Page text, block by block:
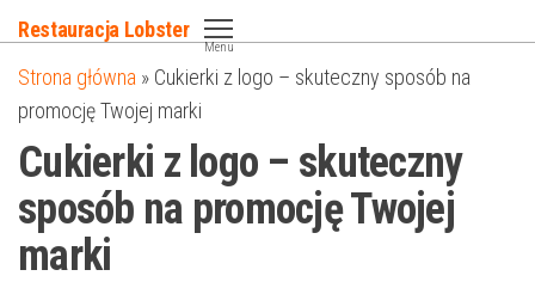
do
treści
Restauracja Lobster
Menu
Strona główna » Cukierki z logo – skuteczny sposób na
promocję Twojej marki
Cukierki z logo – skuteczny
sposób na promocję Twojej
marki